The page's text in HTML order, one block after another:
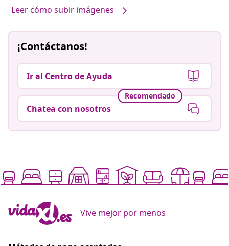
Leer cómo subir imágenes
¡Contáctanos!
Ir al Centro de Ayuda
Recomendado
Chatea con nosotros
Vive mejor por menos